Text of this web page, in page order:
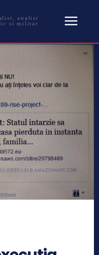
analist
si militar